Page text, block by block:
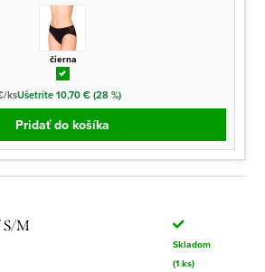
čierna
ksUšetríte 10,70 € (28 %)
Pridať do košíka
M
Skladom
(1 ks)